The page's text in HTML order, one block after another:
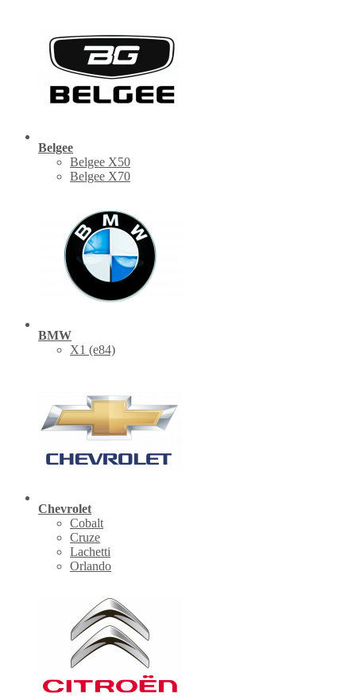
Belgee
Belgee X50
Belgee X70
BMW
X1 (е84)
Chevrolet
Cobalt
Cruze
Lachetti
Orlando